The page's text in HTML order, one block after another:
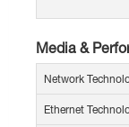
Media &
Network
Ethernet